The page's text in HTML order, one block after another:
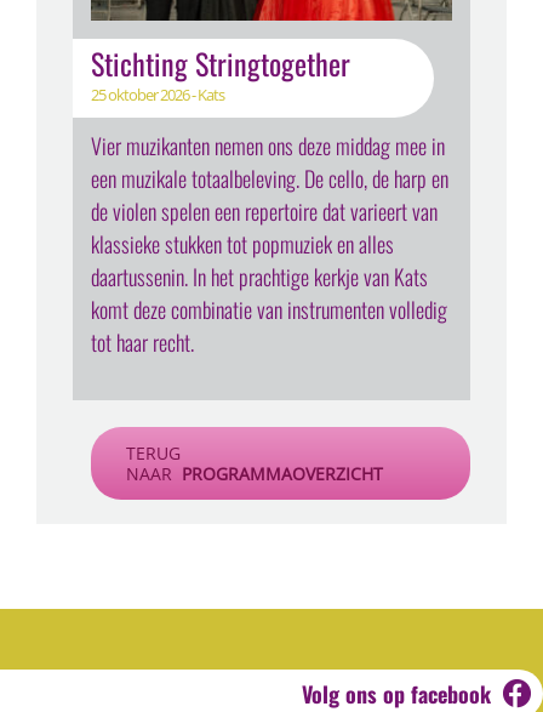
Stichting Stringtogether
25 oktober 2026 - Kats
Vier muzikanten nemen ons deze middag mee in
een muzikale totaalbeleving. De cello, de harp en
de violen spelen een repertoire dat varieert van
klassieke stukken tot popmuziek en alles
daartussenin. In het prachtige kerkje van Kats
komt deze combinatie van instrumenten volledig
tot haar recht.
TERUG
NAAR PROGRAMMAOVERZICHT
Volg ons opfacebook